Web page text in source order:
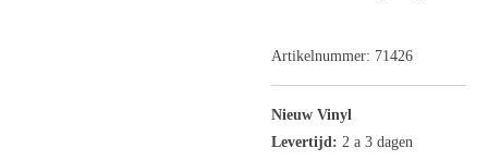
Artikelnummer: 71426
Nieuw Vinyl
Levertijd: 2 a 3 dagen